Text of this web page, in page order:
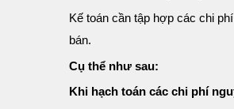
Kế toán cần tập hợp các chi
bán.
Cụ thể như sau:
Khi hạch toán các chi phí